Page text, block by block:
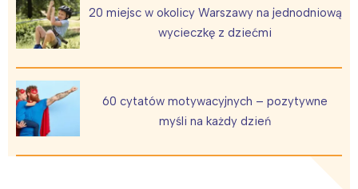
20 miejsc w okolicy Warszawy na jednodniową
wycieczkę z dziećmi
60 cytatów motywacyjnych – pozytywne
myśli na każdy dzień